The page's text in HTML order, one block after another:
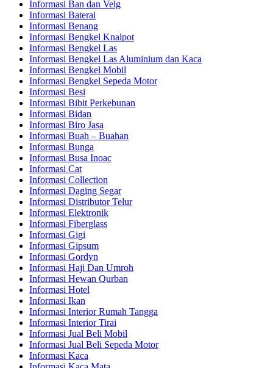
Informasi Ban dan Velg
Informasi Baterai
Informasi Benang
Informasi Bengkel Knalpot
Informasi Bengkel Las
Informasi Bengkel Las Aluminium dan Kaca
Informasi Bengkel Mobil
Informasi Bengkel Sepeda Motor
Informasi Besi
Informasi Bibit Perkebunan
Informasi Bidan
Informasi Biro Jasa
Informasi Buah – Buahan
Informasi Bunga
Informasi Busa Inoac
Informasi Cat
Informasi Collection
Informasi Daging Segar
Informasi Distributor Telur
Informasi Elektronik
Informasi Fiberglass
Informasi Gigi
Informasi Gipsum
Informasi Gordyn
Informasi Haji Dan Umroh
Informasi Hewan Qurban
Informasi Hotel
Informasi Ikan
Informasi Interior Rumah Tangga
Informasi Interior Tirai
Informasi Jual Beli Mobil
Informasi Jual Beli Sepeda Motor
Informasi Kaca